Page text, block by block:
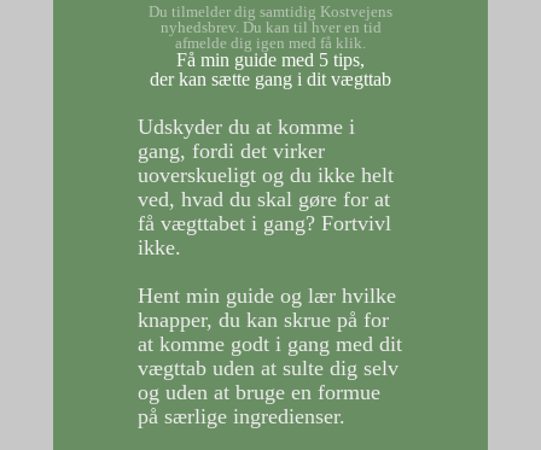
Du tilmelder dig samtidig Kostvejens
nyhedsbrev. Du kan til hver en tid
afmelde dig igen med få klik.
Få min guide med 5 tips,
der kan sætte gang i dit vægttab
Udskyder du at komme i
gang, fordi det virker
uoverskueligt og du ikke helt
ved, hvad du skal gøre for at
få vægttabet i gang? Fortvivl
ikke.
Hent min guide og lær hvilke
knapper, du kan skrue på for
at komme godt i gang med dit
vægttab uden at sulte dig selv
og uden at bruge en formue
på særlige ingredienser.